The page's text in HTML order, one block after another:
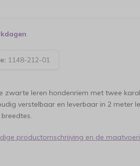
1148-212-01
zwarte leren hondenriem met twee
verstelbaar en leverbaar in 2 meter
productomschrijving en de